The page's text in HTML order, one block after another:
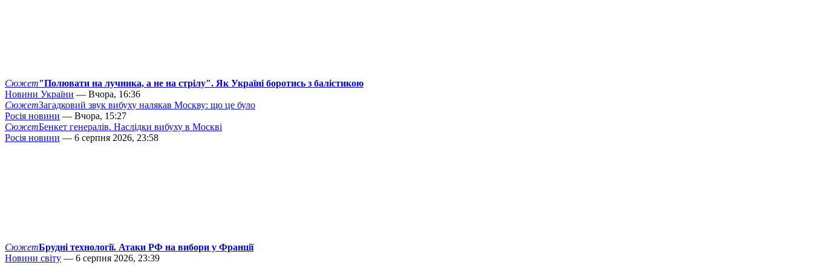
Сюжет"Полювати на лучника, а не на стрілу". Як Україні боротись з балістикою
Новини України — Вчора, 16:36
СюжетЗагадковий звук вибуху налякав Москву: що це було
Росія новини — Вчора, 15:27
СюжетБенкет генералів. Наслідки вибуху в Москві
Росія новини — 6 серпня 2026, 23:58
СюжетБрудні технології. Атаки РФ на вибори у Франції
Новини світу — 6 серпня 2026, 23:39